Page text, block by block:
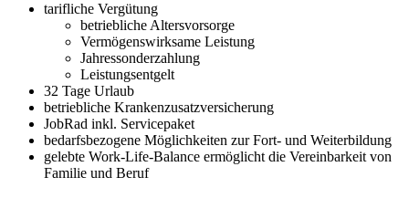
tarifliche Vergütung
betriebliche Altersvorsorge
Vermögenswirksame Leistung
Jahressonderzahlung
Leistungsentgelt
32 Tage Urlaub
betriebliche Krankenzusatzversicherung
JobRad inkl. Servicepaket
bedarfsbezogene Möglichkeiten zur Fort- und Weiterbildung
gelebte Work-Life-Balance ermöglicht die Vereinbarkeit von
Familie und Beruf